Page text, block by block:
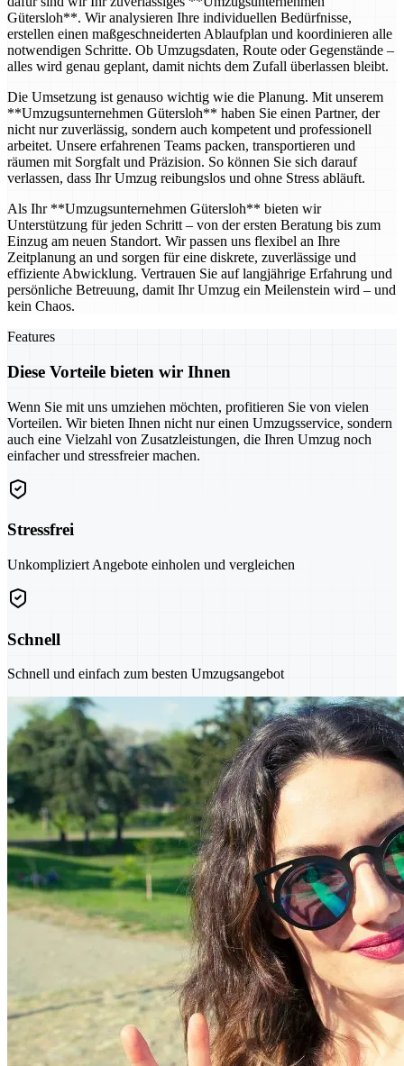
Gütersloh**. Wir analysieren Ihre individuellen Bedürfnisse,
erstellen einen maßgeschneiderten Ablaufplan und koordinieren alle
notwendigen Schritte. Ob Umzugsdaten, Route oder Gegenstände –
alles wird genau geplant, damit nichts dem Zufall überlassen bleibt.
Die Umsetzung ist genauso wichtig wie die Planung. Mit unserem
**Umzugsunternehmen Gütersloh** haben Sie einen Partner, der
nicht nur zuverlässig, sondern auch kompetent und professionell
arbeitet. Unsere erfahrenen Teams packen, transportieren und
räumen mit Sorgfalt und Präzision. So können Sie sich darauf
verlassen, dass Ihr Umzug reibungslos und ohne Stress abläuft.
Als Ihr **Umzugsunternehmen Gütersloh** bieten wir
Unterstützung für jeden Schritt – von der ersten Beratung bis zum
Einzug am neuen Standort. Wir passen uns flexibel an Ihre
Zeitplanung an und sorgen für eine diskrete, zuverlässige und
effiziente Abwicklung. Vertrauen Sie auf langjährige Erfahrung und
persönliche Betreuung, damit Ihr Umzug ein Meilenstein wird – und
kein Chaos.
Features
Diese Vorteile bieten wir Ihnen
Wenn Sie mit uns umziehen möchten, profitieren Sie von vielen
Vorteilen. Wir bieten Ihnen nicht nur einen Umzugsservice, sondern
auch eine Vielzahl von Zusatzleistungen, die Ihren Umzug noch
einfacher und stressfreier machen.
Stressfrei
Unkompliziert Angebote einholen und vergleichen
Schnell
Schnell und einfach zum besten Umzugsangebot